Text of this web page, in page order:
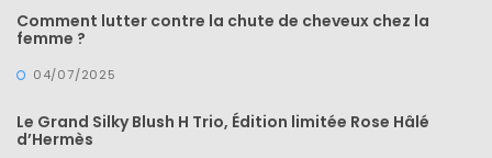
(13)
quotidienne/Maison
(61)
Comment lutter contre la chute de cheveux chez la
femme ?
04/07/2025
Le Grand Silky Blush H Trio, Édition limitée Rose Hâlé
d’Hermès